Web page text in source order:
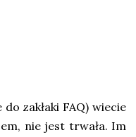
zakłaki FAQ) wiecie
nie jest trwała. Im